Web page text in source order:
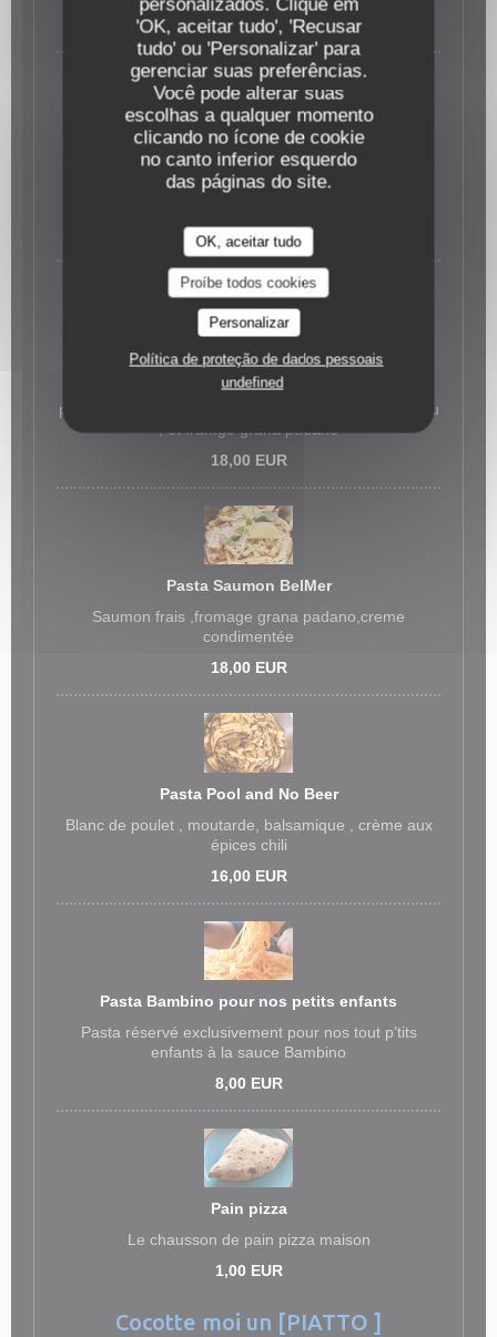
personalizados. Clique em
'OK, aceitar tudo', 'Recusar
tudo' ou 'Personalizar' para
gerenciar suas preferências.
Você pode alterar suas
escolhas a qualquer momento
clicando no ícone de cookie
no canto inferior esquerdo
das páginas do site.
OK, aceitar tudo
Proíbe todos cookies
Personalizar
Política de proteção de dados pessoais
undefined
17,00 EUR
Pasta boeuf Masala
Émincé de boeuf(france) épices douces à l’indienne ,
17,00 EUR
Ravioli verdura
Ravioli farci aux légumes du soleil aubergines
poivrons sauce de tomates San Maezano Dop , pistou
, et framge grana padano
18,00 EUR
Pasta Saumon BelMer
Saumon frais ,fromage grana padano,creme
condimentée
18,00 EUR
Pasta Pool and No Beer
Blanc de poulet , moutarde, balsamique , crème aux
épices chili
16,00 EUR
Pasta Bambino pour nos petits enfants
Pasta réservé exclusivement pour nos tout p’tits
enfants à la sauce Bambino
8,00 EUR
Pain pizza
Le chausson de pain pizza maison
1,00 EUR
Cocotte moi un [PIATTO ]